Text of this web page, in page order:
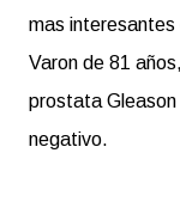
mas interesantes
Varon de 81
prostata
negativo.